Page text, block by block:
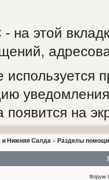
на этой
на
и Нижняя Салда» Разделы
Форум